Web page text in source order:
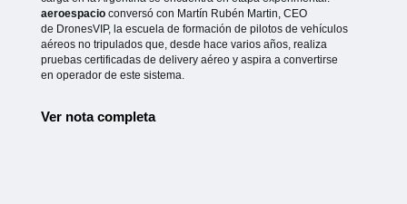
aeroespacioconversó con Martín Rubén Martin, CEO
de DronesVIP, la escuela de formación de pilotos de vehículos
aéreos no tripulados que, desde hace varios años, realiza
pruebas certificadas de delivery aéreo y aspira a convertirse
en operador de este sistema.
Ver nota completa